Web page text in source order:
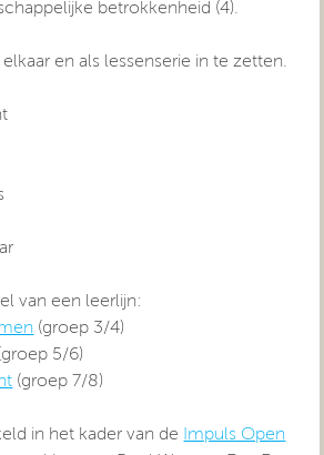
betrokkenheid (4).
en als lessenserie in te zetten.
van een leerlijn:
(groep 3/4)
5/6)
(groep 7/8)
in het kader van de
Impuls Open